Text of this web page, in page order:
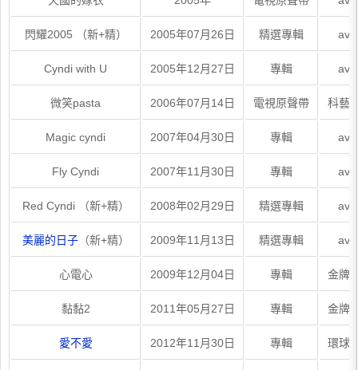
閃耀2005 （新+精） 2005年07月26日 精選專輯
Cyndi with U 2005年12月27日 專輯
微笑pasta 2006年07月14日 電視原聲帶 科藝
Magic cyndi 2007年04月30日 專輯
Fly Cyndi 2007年11月30日 專輯
Red Cyndi （新+精） 2008年02月29日 精選專輯
美麗的日子（新+精） 2009年11月13日 精選專輯
心電心 2009年12月04日 專輯 金牌
黏黏2 2011年05月27日 專輯 金牌
愛不愛 2012年11月30日 專輯 環球